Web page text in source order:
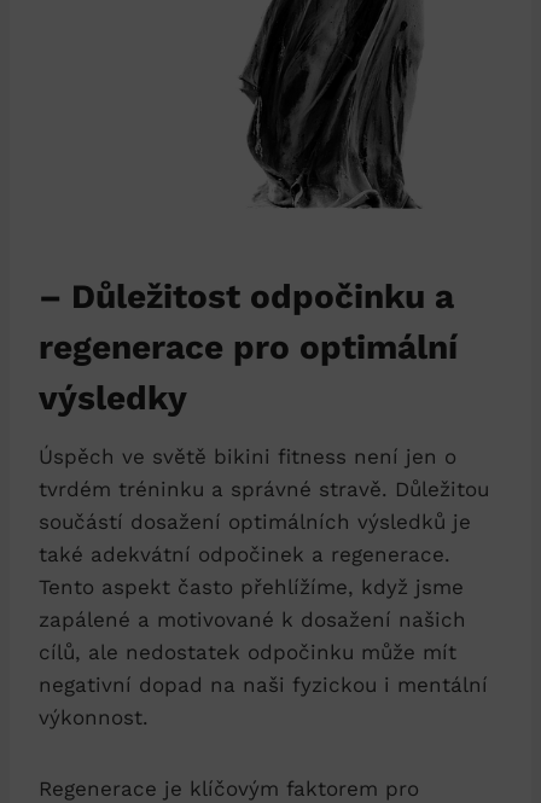
– Důležitost odpočinku a
⁣regenerace pro optimální
výsledky
Úspěch ve světě bikini fitness není jen o
tvrdém tréninku a správné stravě. Důležitou
součástí dosažení optimálních ⁤výsledků je
také⁢ adekvátní odpočinek a regenerace.
Tento ‌aspekt často ⁢přehlížíme, když jsme
zapálené a motivované ⁢k dosažení​ našich
cílů, ale nedostatek odpočinku může mít
negativní dopad na naši⁢ fyzickou⁣ i mentální‌
výkonnost.
Regenerace je klíčovým faktorem pro